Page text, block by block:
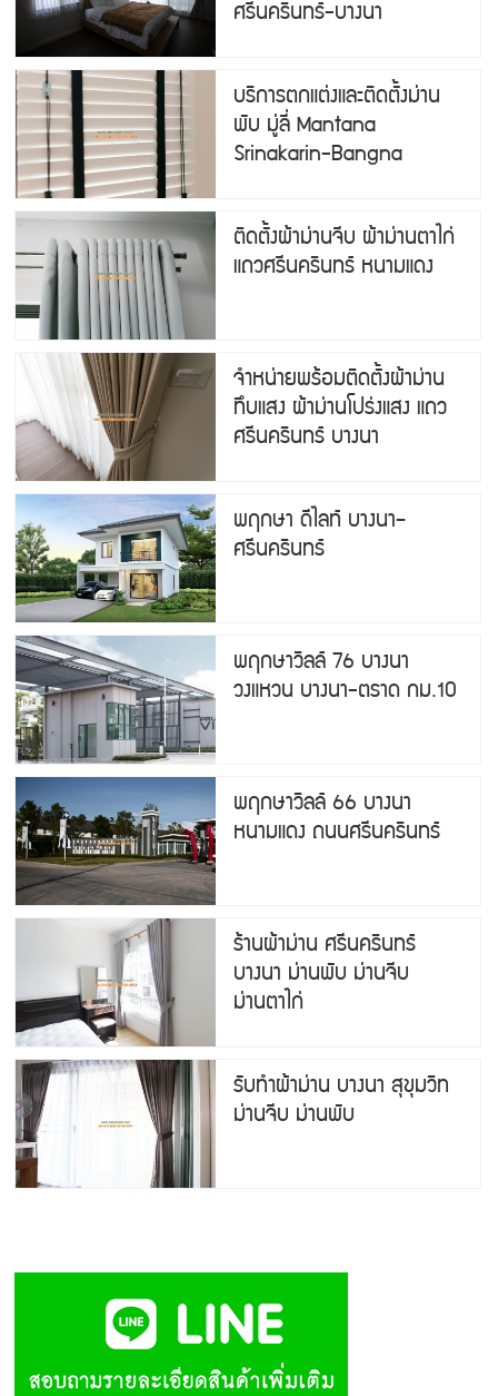
ศรีนครินทร์-บางนา
บริการตกแต่งและติดตั้งม่าน
พับ มู่ลี่ Mantana
Srinakarin-Bangna
ติดตั้งผ้าม่านจีบ ผ้าม่านตาไก่
แถวศรีนครินทร์ หนามแดง
จำหน่ายพร้อมติดตั้งผ้าม่าน
ทึบแสง ผ้าม่านโปร่งแสง แถว
ศรีนครินทร์ บางนา
พฤกษา ดีไลท์ บางนา–
ศรีนครินทร์
พฤกษาวิลล์ 76 บางนา
วงแหวน บางนา-ตราด กม.10
พฤกษาวิลล์ 66 บางนา
หนามแดง ถนนศรีนครินทร์
ร้านผ้าม่าน ศรีนครินทร์
บางนา ม่านพับ ม่านจีบ
ม่านตาไก่
รับทำผ้าม่าน บางนา สุขุมวิท
ม่านจีบ ม่านพับ